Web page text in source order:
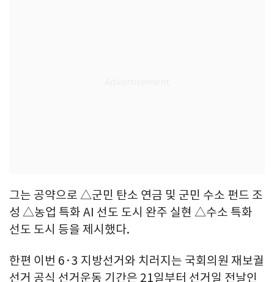
그는 공약으로 △군민 탄소 연금 및 군민 수소 펀드 조
성 △농업 특화 AI 선도 도시 완주 실현 △수소 특화
선도 도시 등을 제시했다.
한편 이번 6·3 지방선거와 치러지는 국회의원 재보궐
선거 공식 선거운동 기간은 21일부터 선거일 전날인